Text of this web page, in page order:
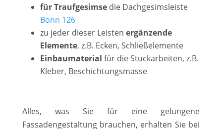
für Traufgesimsedie Dachgesimsleiste
Bonn 126
zu jeder dieser Leisten ergänzende
Elemente, z.B. Ecken, Schließelemente
Einbaumaterial für die Stuckarbeiten, z.B.
Kleber, Beschichtungsmasse
Alles, was Sie für eine gelungene
Fassadengestaltung brauchen, erhalten Sie bei